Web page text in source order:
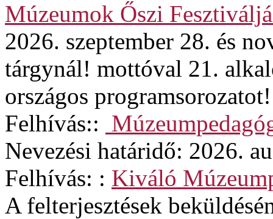
Múzeumok Őszi
2026. szeptember 28. és
tárgynál! mottóval 21.
országos programsorozatot!
Felhívás::
Nevezési határidő: 2026.
Felhívás: : Kiváló
A felterjesztések